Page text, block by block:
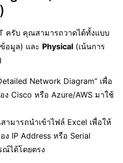
ครับ คุณสามารถวาดได้ทั้งแบบ
อมูล) และ Physical (เน้นการ
Network Diagram” เพื่อ
ง Cisco หรือ Azure/AWS มาใช้
ามารถนำเข้าไฟล์ Excel เพื่อให้
ง IP Address หรือ Serial
ณ์ได้โดยตรง